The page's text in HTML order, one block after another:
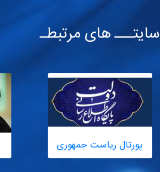
سایتـــ های مرتبطـ
پورتال ریاست جمهوری